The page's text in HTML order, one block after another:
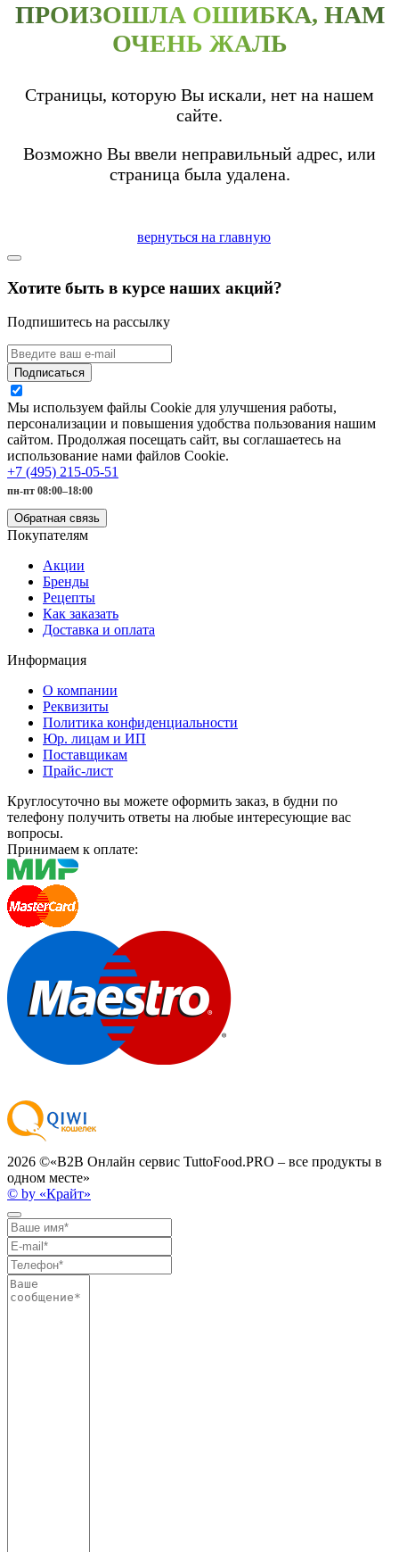
ПРОИЗОШЛА ОШИБКА, НАМ
ОЧЕНЬ ЖАЛЬ
Страницы, которую Вы искали, нет на нашем
сайте.
Возможно Вы ввели неправильный адрес, или
страница была удалена.
вернуться на главную
Хотите быть в курсе наших акций?
Подпишитесь на рассылку
Подписаться
Мы используем файлы Cookie для улучшения работы,
персонализации и повышения удобства пользования нашим
сайтом. Продолжая посещать сайт, вы соглашаетесь на
использование нами файлов Cookie.
+7 (495) 215-05-51
пн-пт 08:00–18:00
Обратная связь
Покупателям
Акции
Бренды
Рецепты
Как заказать
Доставка и оплата
Информация
О компании
Реквизиты
Политика конфиденциальности
Юр. лицам и ИП
Поставщикам
Прайс-лист
Круглосуточно вы можете оформить заказ, в будни по
телефону получить ответы на любые интересующие вас
вопросы.
Принимаем к оплате:
2026 ©«B2B Онлайн сервис TuttoFood.PRO – все продукты в
одном месте»
© by «Крайт»